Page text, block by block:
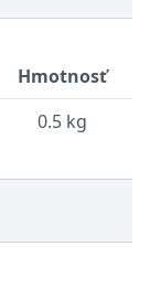
Hmotnosť
0.5 kg